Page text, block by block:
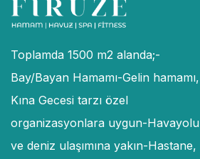
Toplamda 1500 m2 alanda;-
Bay/Bayan Hamamı-Gelin hamamı,
Kına Gecesi tarzı özel
organizasyonlara uygun-Havayolu
ve deniz ulaşımına yakın-Hastane,